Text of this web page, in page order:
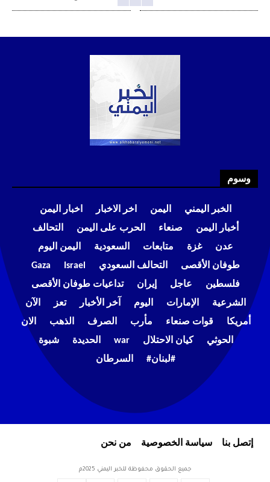
وسوم
الخبر اليمني اليمن اخر الاخبار
اخبار اليمن
أخبار اليمن
صنعاء الحرب على اليمن
التحالف
عدن
غزة متابعات السعودية
اليمن اليوم
طوفان الأقصى
التحالف السعودي Israel
Gaza
فلسطين
عاجل إيران
تداعيات طوفان الأقصى
الشرعية
الإمارات اليوم آخر الأخبار تعز
الآن
أمريكا
قوات صنعاء مأرب الصرف الذهب
الان
الحوثي
كيان الاحتلال war الحديدة
شبوة
#لبنان#
السرطان
إتصل بنا سياسة الخصوصية من نحن
جميع الحقوق محفوظة للخبر اليمني 2025م